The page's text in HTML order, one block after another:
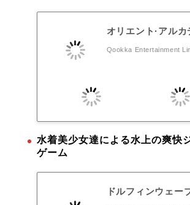
オリエント·アルカ
Qookka Entertainment
水着美少女達による水上の爽快
ゲーム
ドルフィンウェー